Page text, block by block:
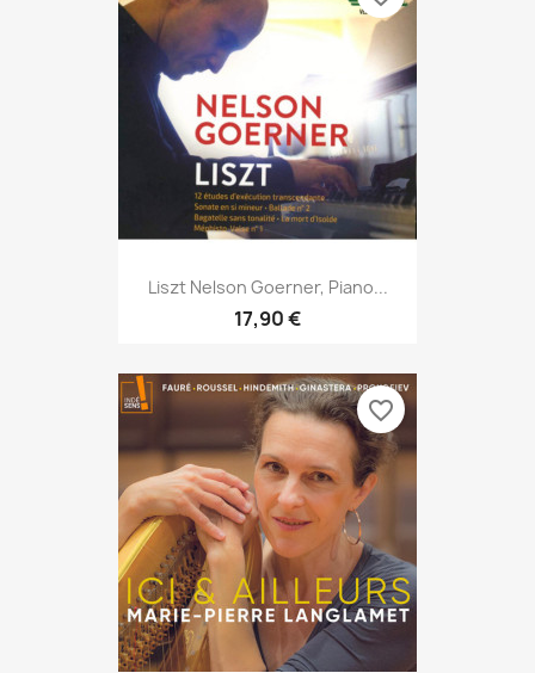
Liszt Nelson Goerner, Piano...
17,90 €
favorite_border